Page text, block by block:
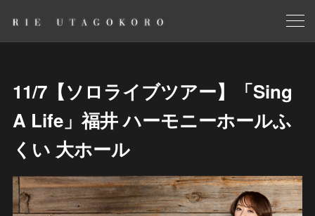
11/7【ソロライブツアー】「Sing
A Life」福井 ハーモニーホールふ
くい 大ホール